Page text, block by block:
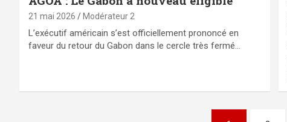
21 mai 2026 Modérateur 2
L’exécutif américain s’est officiellement prononcé en
faveur du retour du Gabon dans le cercle très fermé…